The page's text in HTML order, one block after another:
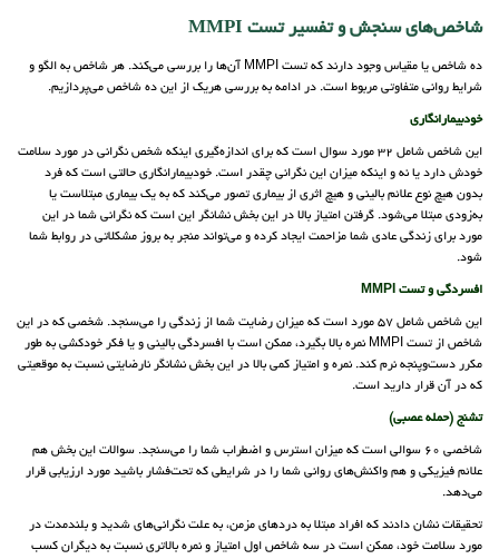
شاخص‌های سنجش و تفسیر تست MMPI
ده شاخص یا مقیاس وجود دارند که تست MMPI آن‌ها را بررسی می‌کند. هر شاخص به الگو و
شرایط روانی متفاوتی مربوط است. در ادامه به بررسی هریک از این ده شاخص می‌پردازیم.
خودبیمارانگاری
این شاخص شامل 32 مورد سوال است که برای اندازه‌گیری اینکه شخص نگرانی در مورد سلامت
خودش دارد یا نه و اینکه میزان این نگرانی چقدر است. خودبیمارانگاری حالتی است که فرد
بدون هیچ نوع علائم بالینی و هیچ اثری از بیماری تصور می‌کند که به یک بیماری مبتلاست یا
به‌زودی مبتلا می‌شود. گرفتن امتیاز بالا در این بخش نشانگر این است که نگرانی شما در این
مورد برای زندگی عادی شما مزاحمت ایجاد کرده و می‌تواند منجر به بروز مشکلاتی در روابط شما
شود.
افسردگی و تست MMPI
این شاخص شامل 57 مورد است که میزان رضایت شما از زندگی را می‌سنجد. شخصی که در این
شاخص از تست MMPI نمره بالا بگیرد، ممکن است با افسردگی بالینی و یا فکر خودکشی به طور
مکرر دست‌وپنجه نرم کند. نمره و امتیاز کمی بالا در این بخش نشانگر نارضایتی نسبت به موقعیتی
که در آن قرار دارید است.
تشنج (حمله عصبی)
شاخصی 60 سوالی است که میزان استرس و اضطراب شما را می‌‌سنجد. سوالات این بخش هم
علائم فیزیکی و هم واکنش‌های روانی شما را در شرایطی که تحت‌فشار باشید مورد ارزیابی قرار
می‌دهد.
تحقیقات نشان دادند که افراد مبتلا به دردهای مزمن، به علت نگرانی‌های شدید و بلندمدت در
مورد سلامت خود، ممکن است در سه شاخص اول امتیاز و نمره بالاتری نسبت به دیگران کسب